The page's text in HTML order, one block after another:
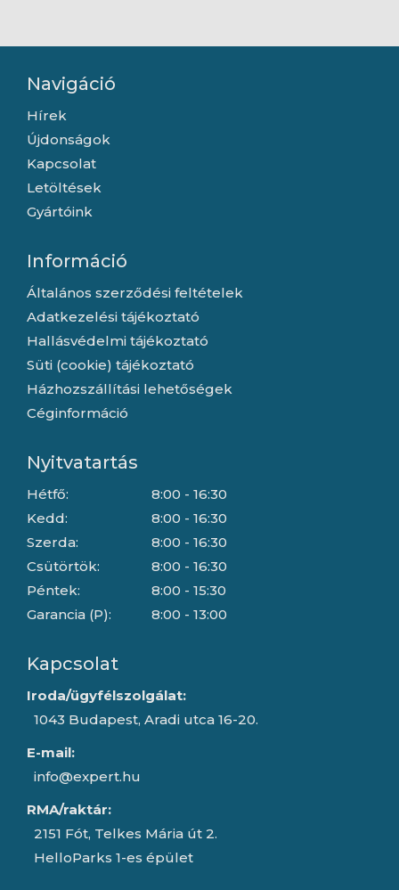
Navigáció
Hírek
Újdonságok
Kapcsolat
Letöltések
Gyártóink
Információ
Általános szerződési feltételek
Adatkezelési tájékoztató
Hallásvédelmi tájékoztató
Süti (cookie) tájékoztató
Házhozszállítási lehetőségek
Céginformáció
Nyitvatartás
Hétfő:
Kedd:
Szerda:
Csütörtök:
Péntek:
Garancia (P):
8:00 - 16:30
8:00 - 16:30
8:00 - 16:30
8:00 - 16:30
8:00 - 15:30
8:00 - 13:00
Kapcsolat
Iroda/ügyfélszolgálat:
1043 Budapest, Aradi utca 16-20.
E-mail:
info@expert.hu
RMA/raktár:
2151 Fót, Telkes Mária út 2.
HelloParks 1-es épület